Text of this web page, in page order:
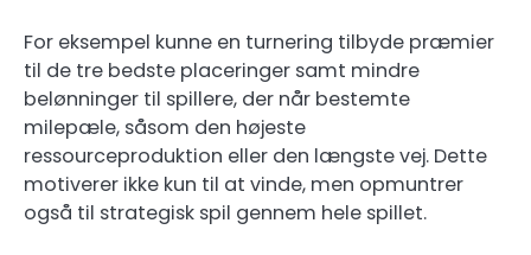
For eksempel kunne en turnering tilbyde præmier
til de tre bedste placeringer samt mindre
belønninger til spillere, der når bestemte
milepæle, såsom den højeste
ressourceproduktion eller den længste vej. Dette
motiverer ikke kun til at vinde, men opmuntrer
også til strategisk spil gennem hele spillet.